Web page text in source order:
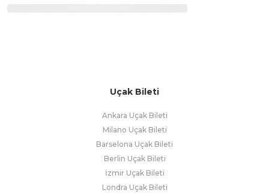
Uçak Bileti
Ankara Uçak Bileti
Milano Uçak Bileti
Barselona Uçak Bileti
Berlin Uçak Bileti
İzmir Uçak Bileti
Londra Uçak Bileti